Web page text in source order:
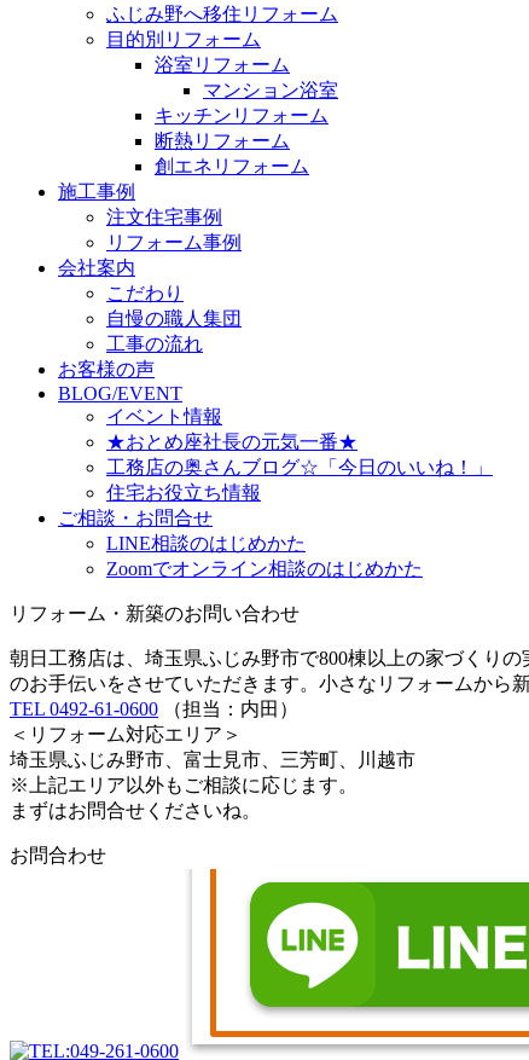
ふじみ野へ移住リフォーム
目的別リフォーム
浴室リフォーム
マンション浴室
キッチンリフォーム
断熱リフォーム
創エネリフォーム
施工事例
注文住宅事例
リフォーム事例
会社案内
こだわり
自慢の職人集団
工事の流れ
お客様の声
BLOG/EVENT
イベント情報
★おとめ座社長の元気一番★
工務店の奥さんブログ☆「今日のいいね！」
住宅お役立ち情報
ご相談・お問合せ
LINE相談のはじめかた
Zoomでオンライン相談のはじめかた
リフォーム・新築のお問い合わせ
朝日工務店は、埼玉県ふじみ野市で800棟以上の家づくり
のお手伝いをさせていただきます。小さなリフォームから
TEL 0492-61-0600 （担当：内田）
＜リフォーム対応エリア＞
埼玉県ふじみ野市、富士見市、三芳町、川越市
※上記エリア以外もご相談に応じます。
まずはお問合せくださいね。
お問合わせ